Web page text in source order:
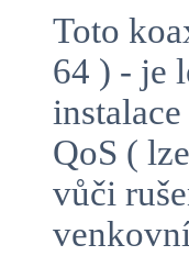
Toto
64 ) - je
QoS (
vůči